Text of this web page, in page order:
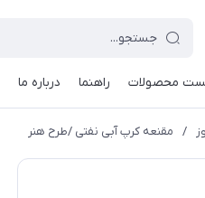
محصولات راهنما درباره ما
/ مقنعه کرپ آبی نفتی /طرح هنر